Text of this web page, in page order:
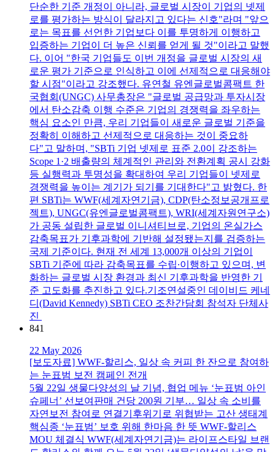
단순한 기준 개정이 아니라, 글로벌 시장이 기업의 넷제
로를 평가하는 방식이 달라지고 있다는 신호"라며 "앞으
로는 목표를 선언한 기업보다 이를 투명하게 이행하고
입증하는 기업이 더 높은 신뢰를 얻게 될 것"이라고 말했
다. 이어 "한국 기업들도 이번 개정을 글로벌 시장의 새
로운 평가 기준으로 인식하고 이에 선제적으로 대응해야
할 시점"이라고 강조했다. 유연철 유엔글로벌콤팩트 한
국협회(UNGC) 사무총장은 "글로벌 공급망과 투자시장
에서 탄소감축 이행 수준은 기업의 경쟁력을 좌우하는
핵심 요소인 만큼, 우리 기업들이 새로운 글로벌 기준을
정확히 이해하고 선제적으로 대응하는 것이 중요하
다"고 말하며, "SBTi 기업 넷제로 표준 2.0이 강조하는
Scope 1·2 배출량의 체계적인 관리와 전환계획 공시 강화
등 실행력과 투명성을 확대하여 우리 기업들이 넷제로
경쟁력을 높이는 계기가 되기를 기대한다"고 밝혔다. 한
편 SBTi는 WWF(세계자연기금), CDP(탄소정보공개프로
젝트), UNGC(유엔글로벌콤팩트), WRI(세계자원연구소)
가 공동 설립한 글로벌 이니셔티브로, 기업의 온실가스
감축목표가 기후과학에 기반해 설정됐는지를 검증하는
국제 기준이다. 현재 전 세계 13,000개 이상의 기업이
SBTi 기준에 따라 감축목표를 수립∙이행하고 있으며, 변
화하는 글로벌 시장 환경과 최신 기후과학을 반영한 기
준 고도화를 추진하고 있다.기조연설중인 데이비드 케네
디(David Kennedy) SBTi CEO 조찬간담회 참석자 단체사
진
841
22 May 2026
[보도자료] WWF-할리스, 일상 속 커피 한 잔으로 참여하
는 눈표범 보전 캠페인 전개
5월 22일 생물다양성의 날 기념, 협업 메뉴 ‘눈표범 아인
슈페너’ 선보여판매 건당 200원 기부… 일상 속 소비를
자연보전 참여로 연결기후위기로 위협받는 고산 생태계
핵심종 ‘눈표범’ 보호 위해 한마음 한 뜻 WWF-할리스
MOU 체결식 WWF(세계자연기금)는 라이프스타일 브랜